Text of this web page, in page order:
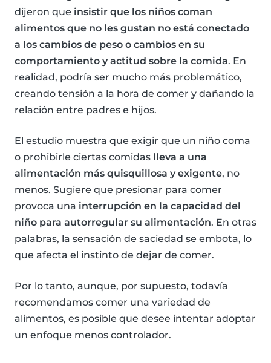
dijeron que insistir que los niños coman
alimentos que no les gustan no está conectado
a los cambios de peso o cambios en su
comportamiento y actitud sobre la comida. En
realidad, podría ser mucho más problemático,
creando tensión a la hora de comer y dañando la
relación entre padres e hijos.
El estudio muestra que exigir que un niño coma
o prohibirle ciertas comidas lleva a una
alimentación más quisquillosa y exigente, no
menos. Sugiere que presionar para comer
provoca una interrupción en la capacidad del
niño para autorregular su alimentación. En otras
palabras, la sensación de saciedad se embota, lo
que afecta el instinto de dejar de comer.
Por lo tanto, aunque, por supuesto, todavía
recomendamos comer una variedad de
alimentos, es posible que desee intentar adoptar
un enfoque menos controlador.